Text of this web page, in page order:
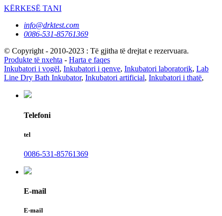
KËRKESË TANI
info@drktest.com
0086-531-85761369
© Copyright - 2010-2023 : Të gjitha të drejtat e rezervuara.
Produkte të nxehta - Harta e faqes
Inkubatori i vogël, Inkubatori i qenve, Inkubatori laboratorik, Lab
Line Dry Bath Inkubator, Inkubatori artificial, Inkubatori i thatë,
Telefoni
tel
0086-531-85761369
E-mail
E-mail